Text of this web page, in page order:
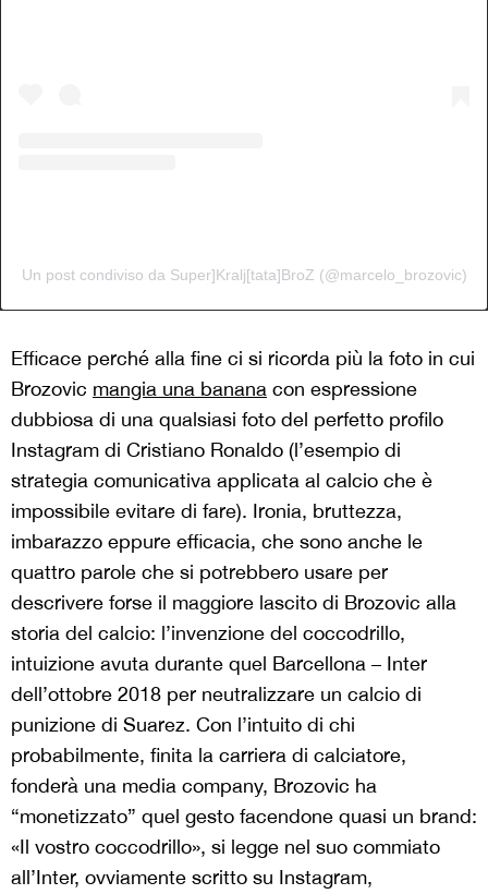
Un post condiviso da Super]Kralj[tata]BroZ (@marcelo_brozovic)
Efficace perché alla fine ci si ricorda più la foto in cui
Brozovic mangia una banana con espressione
dubbiosa di una qualsiasi foto del perfetto profilo
Instagram di Cristiano Ronaldo (l’esempio di
strategia comunicativa applicata al calcio che è
impossibile evitare di fare). Ironia, bruttezza,
imbarazzo eppure efficacia, che sono anche le
quattro parole che si potrebbero usare per
descrivere forse il maggiore lascito di Brozovic alla
storia del calcio: l’invenzione del coccodrillo,
intuizione avuta durante quel Barcellona – Inter
dell’ottobre 2018 per neutralizzare un calcio di
punizione di Suarez. Con l’intuito di chi
probabilmente, finita la carriera di calciatore,
fonderà una media company, Brozovic ha
“monetizzato” quel gesto facendone quasi un brand:
«Il vostro coccodrillo», si legge nel suo commiato
all’Inter, ovviamente scritto su Instagram,